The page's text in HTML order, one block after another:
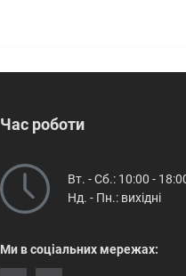
Час роботи
Вт. - Сб.: 10:00 -
Нд. - Пн.: вихідні
Ми в соціальних мережах: